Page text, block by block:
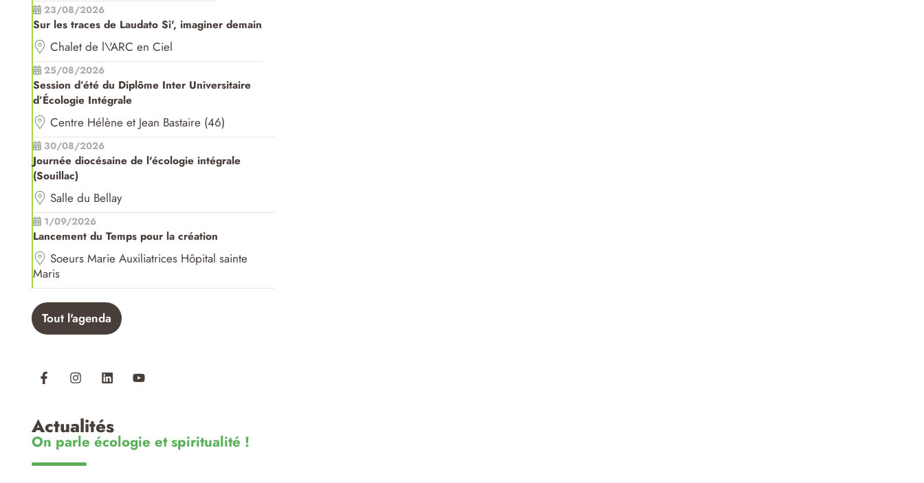
23/08/2026
Sur les traces de Laudato Si', imaginer demain
Chalet de l\'ARC en Ciel
25/08/2026
Session d’été du Diplôme Inter Universitaire
d’Écologie Intégrale
Centre Hélène et Jean Bastaire (46)
30/08/2026
Journée diocésaine de l'écologie intégrale
(Souillac)
Salle du Bellay
1/09/2026
Lancement du Temps pour la création
Soeurs Marie Auxiliatrices Hôpital sainte
Maris
Tout l'agenda
Actualités
On parle écologie et spiritualité !